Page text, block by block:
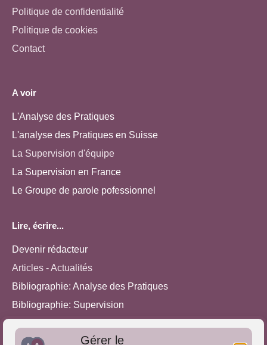
Gérer le
Politique de confidentialité
Politique de cookies
Contact
A voir
L'Analyse des Pratiques
L'analyse des Pratiques en Suisse
La Supervision d'équipe
La Supervision en France
Le Groupe de parole pofessionnel
Lire, écrire...
Devenir rédacteur
Articles - Actualités
Bibliographie: Analyse des Pratiques
Bibliographie: Supervision
Approches de l'Analyse des pratiques